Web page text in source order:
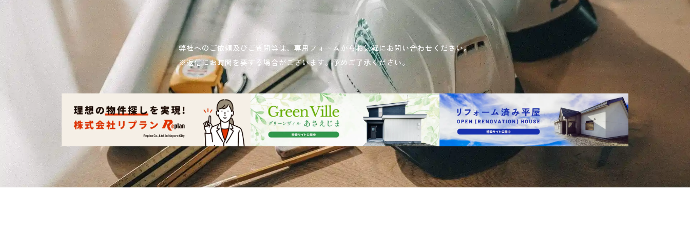
弊社へのご依頼及びご質問等は、専用フォームからお気軽にお問い合わせください。
※返信にお時間を要する場合がございます。予めご了承ください。
READ MORE
詳しく見る